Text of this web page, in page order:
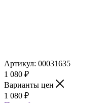
Артикул: 00031635
1 080 ₽
Варианты цен
1 080 ₽